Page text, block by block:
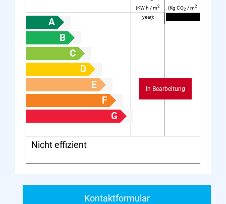
(KW h / m2
year):
(Kg CO2 / m2
A
B
C
D
E
F
G
Nicht effizient
In Bearbeitung
Kontaktformular